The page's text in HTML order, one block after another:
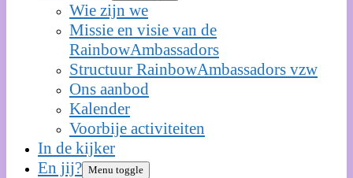
Wie zijn we
Missie en visie van de
RainbowAmbassadors
Structuur RainbowAmbassadors vzw
Ons aanbod
Kalender
Voorbije activiteiten
In de kijker
En jij? Menu toggle